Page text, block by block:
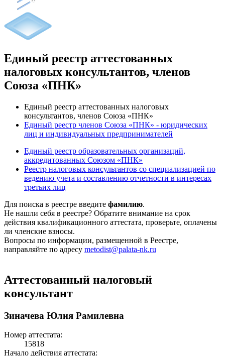
Единый реестр аттестованных
налоговых консультантов, членов
Союза «ПНК»
Единый реестр аттестованных налоговых
консультантов, членов Союза «ПНК»
Единый реестр членов Союза «ПНК» - юридических
лиц и индивидуальных предпринимателей
Единый реестр образовательных организаций,
аккредитованных Союзом «ПНК»
Реестр налоговых консультантов со специализацией по
ведению учета и составлению отчетности в интересах
третьих лиц
Для поиска в реестре введите фамилию.
Не нашли себя в реестре? Обратите внимание на срок
действия квалификационного аттестата, проверьте, оплачены
ли членские взносы.
Вопросы по информации, размещенной в Реестре,
направляйте по адресу metodist@palata-nk.ru
Аттестованный налоговый
консультант
Зиначева Юлия Рамилевна
Номер аттестата:
15818
Начало действия аттестата: